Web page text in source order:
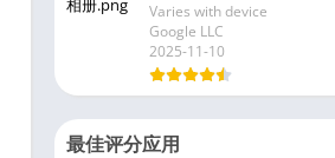
Varies with device
Google LLC
2025-11-10
最佳评分应用